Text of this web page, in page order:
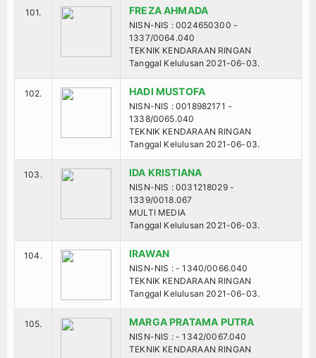
101. FREZA AHMADA
NISN-NIS : 0024650300 -
1337/0064.040
TEKNIK KENDARAAN RINGAN
Tanggal Kelulusan 2021-06-03.
102. HADI MUSTOFA
NISN-NIS : 0018982171 -
1338/0065.040
TEKNIK KENDARAAN RINGAN
Tanggal Kelulusan 2021-06-03.
103. IDA KRISTIANA
NISN-NIS : 0031218029 -
1339/0018.067
MULTI MEDIA
Tanggal Kelulusan 2021-06-03.
104. IRAWAN
NISN-NIS : - 1340/0066.040
TEKNIK KENDARAAN RINGAN
Tanggal Kelulusan 2021-06-03.
105. MARGA PRATAMA PUTRA
NISN-NIS : - 1342/0067.040
TEKNIK KENDARAAN RINGAN